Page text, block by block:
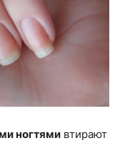
ногтями втирают